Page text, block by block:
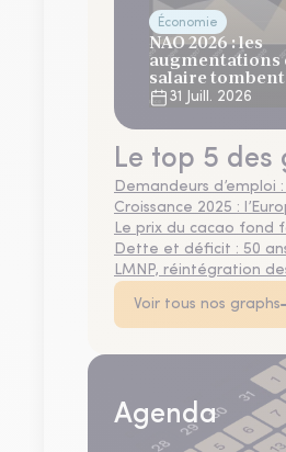
Économie
NAO 2026 : les
augmentations
salaire tombent
plus bas niveau
ans
31 Juill. 2026
Le top 5 des
Demandeurs d’emploi
Croissance 2025 :
Le prix du cacao fond
Dette et déficit : 50
LMNP, réintégration
Voir tous nos graphs
Agenda